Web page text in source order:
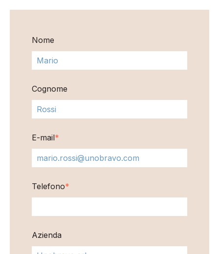
Nome
Cognome
E-mail*
Telefono*
Azienda